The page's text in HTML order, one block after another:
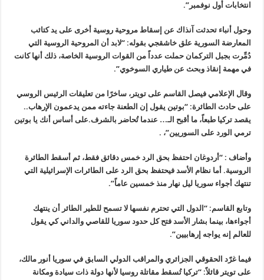
انتخابات أول نوفمبر”.
وحول أنباء تحدثت آنذاك عن إسقاط مروحية روسية أخرى على يد كتائب
المعارضة السورية علق خاشقجي بقوله: “لابد أن المروحية الروسية التي
دُمِّرت بجبل التركمان حملت عدداً من القوات الروسية الخاصة، ذلك أنها كانت
في مهمة إنقاذ وبحث عن طياري السوخوي”.
وقال الإعلامي فيصل القاسم على تويتر، ساخرًا من تعليقات الرئيس الروسي
على حادث الطائرة: “بوتين يقول إن الطعنة جاءته ممن يدعمون الإرهاب..
يقصد تركيا طبعاً، ما أقبح الـ… عندما تُحاضر بالشرف.على أساس أنك يا بوتين
ترمي الورد على السوريين”، .
وأضاف : “أردوغان احتفظ بحق الرد خمس دقائق فقط، ثم أسقط الطائرة
الروسية. أما نظام الأسد فيحتفظ بحق الرد على الطائرات الإسرائيلية التي
تنتهك أجواء سوريا ليل نهار منذ خمسين عاماً”.
وتابع القاسم: “الدول التي تحترم نفسها لا تسمح للطير الطائر أن ينتهك
أجواءها، بينما بشار الأسد فتح كل حدود سوريا للقاصي والداني كي يقول
للعالم إنه يواجه إرهابيين”.
فيما غرّد الحقوقي الجزائري والمراقب الدولي السابق في سوريا أنور مالك،
على تويتر قائلاً: “تركيا تُسقط مقاتلة روسيا لأنها دولة ذات سيادة ومكانة